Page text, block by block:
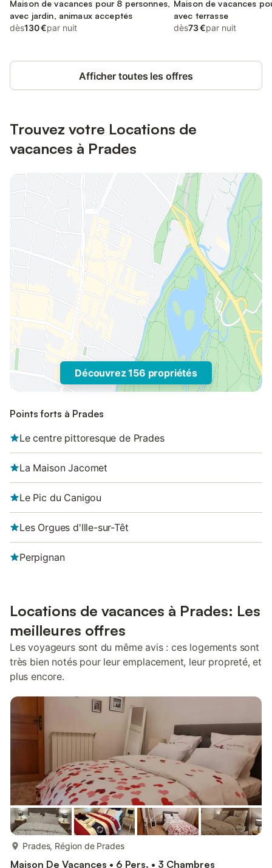
Maison de vacances pour 8 personnes,
avec jardin, animaux acceptés
dès130 €par nuit
Maison de vacances
avec terrasse
dès73 €par nuit
Afficher toutes les offres
Trouvez votre Locations de
vacances à Prades
Découvrez 156 propriétés
Points forts à Prades
Le centre pittoresque de Prades
La Maison Jacomet
Le Pic du Canigou
Les Orgues d'Ille-sur-Têt
Perpignan
Locations de vacances à Prades: Les
meilleures offres
Les voyageurs sont du même avis : ces logements sont
très bien notés pour leur emplacement, leur propreté, et
plus encore.
Prades, Région de Prades
Maison De Vacances • 6 Pers. • 3 Chambres